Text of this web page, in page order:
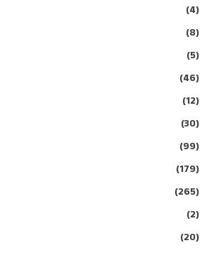
(4)
(8)
(5)
(46)
(12)
(30)
(99)
(179)
(265)
(2)
(20)